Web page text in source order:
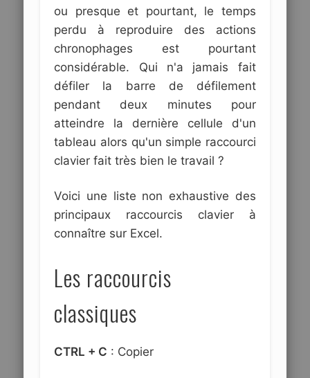
ou presque et pourtant, le temps
perdu à reproduire des actions
chronophages est pourtant
considérable. Qui n'a jamais fait
défiler la barre de défilement
pendant deux minutes pour
atteindre la dernière cellule d'un
tableau alors qu'un simple raccourci
clavier fait très bien le travail ?
Voici une liste non exhaustive des
principaux raccourcis clavier à
connaître sur Excel.
Les raccourcis
classiques
CTRL + C : Copier